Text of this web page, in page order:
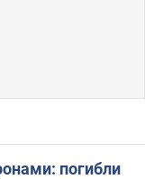
погибли